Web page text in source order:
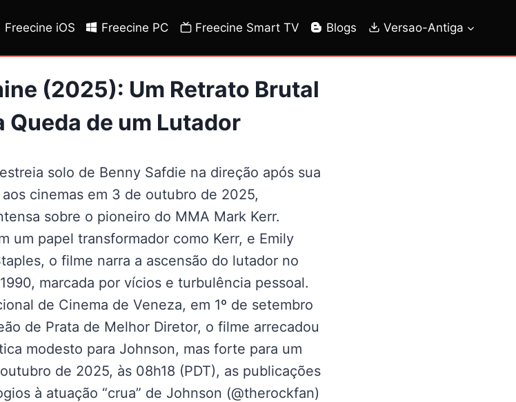
Freecine iOS Freecine PC Freecine Smart TV Blogs Versao-Antiga
(2025): Um Retrato Brutal
Queda de um Lutador
solo de Benny Safdie na direção após sua
cinemas em 3 de outubro de 2025,
sobre o pioneiro do MMA Mark Kerr.
um papel transformador como Kerr, e Emily
o filme narra a ascensão do lutador no
marcada por vícios e turbulência pessoal.
de Cinema de Veneza, em 1º de setembro
de Prata de Melhor Diretor, o filme arrecadou
modesto para Johnson, mas forte para um
de 2025, às 08h18 (PDT), as publicações
à atuação “crua” de Johnson (@therockfan)